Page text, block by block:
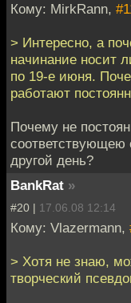
Кому: MirkRann,
> Интересно, а
начинание носит
по 19-е июня.
работают
Почему не
соответствующею
другой день?
BankRat »
#20 | 17.06.08 12:14
Кому: Vlazermann,
> Хотя не знаю,
творческий